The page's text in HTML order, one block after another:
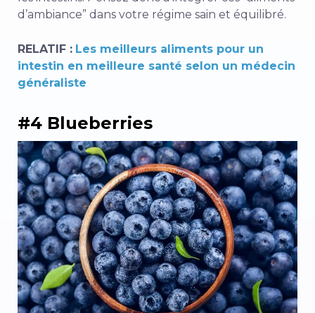
d’ambiance” dans votre régime sain et équilibré.
RELATIF : Les meilleurs aliments pour un
intestin en meilleure santé selon un médecin
généraliste
#4 Blueberries